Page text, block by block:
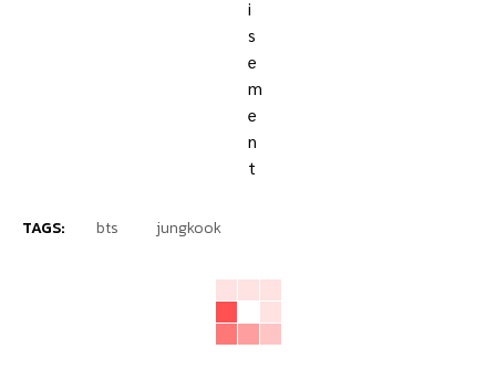
TAGS: bts jungkook